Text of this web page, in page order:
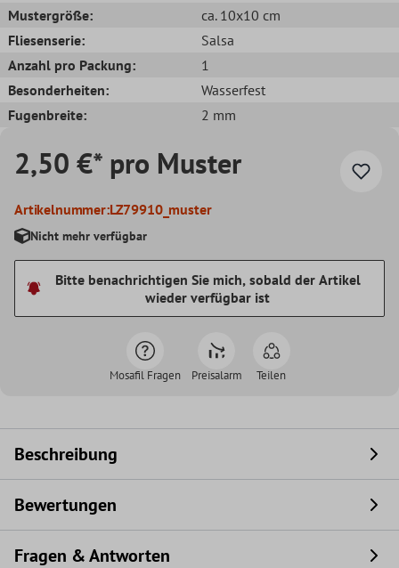
Mustergröße:
ca. 10x10 cm
Fliesenserie:
Salsa
Anzahl pro Packung:
1
Besonderheiten:
Wasserfest
Fugenbreite:
2 mm
2,50 €* pro Muster
Artikelnummer:LZ79910_muster
Nicht mehr verfügbar
Bitte benachrichtigen Sie mich, sobald der Artikel
wieder verfügbar ist
Mosafil Fragen Preisalarm Teilen
Beschreibung
Bewertungen
Fragen & Antworten